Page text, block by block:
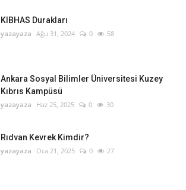
KIBHAS Durakları
yazayaza Ağu 31, 2024 0 58
Ankara Sosyal Bilimler Üniversitesi Kuzey
Kıbrıs Kampüsü
yazayaza Haz 25, 2025 0 30
Rıdvan Kevrek Kimdir?
yazayaza Oca 21, 2025 0 27